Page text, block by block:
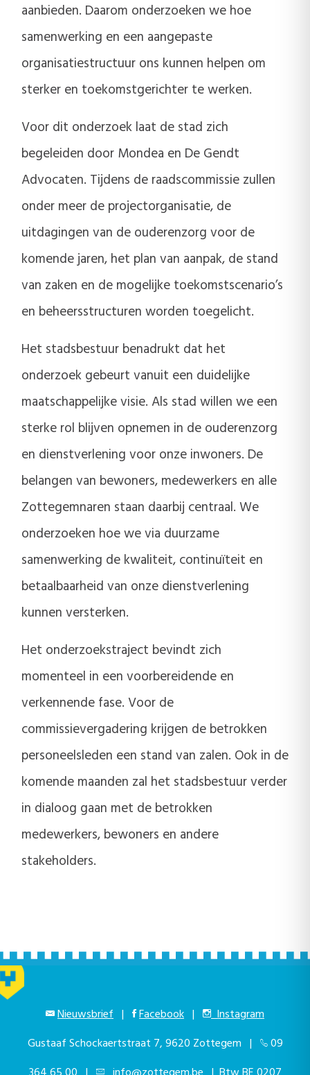
aanbieden. Daarom onderzoeken we hoe
samenwerking en een aangepaste
organisatiestructuur ons kunnen helpen om
sterker en toekomstgerichter te werken.
Voor dit onderzoek laat de stad zich
begeleiden door Mondea en De Gendt
Advocaten. Tijdens de raadscommissie zullen
onder meer de projectorganisatie, de
uitdagingen van de ouderenzorg voor de
komende jaren, het plan van aanpak, de stand
van zaken en de mogelijke toekomstscenario’s
en beheersstructuren worden toegelicht.
Het stadsbestuur benadrukt dat het
onderzoek gebeurt vanuit een duidelijke
maatschappelijke visie. Als stad willen we een
sterke rol blijven opnemen in de ouderenzorg
en dienstverlening voor onze inwoners. De
belangen van bewoners, medewerkers en alle
Zottegemnaren staan daarbij centraal. We
onderzoeken hoe we via duurzame
samenwerking de kwaliteit, continuïteit en
betaalbaarheid van onze dienstverlening
kunnen versterken.
Het onderzoekstraject bevindt zich
momenteel in een voorbereidende en
verkennende fase. Voor de
commissievergadering krijgen de betrokken
personeelsleden een stand van zalen. Ook in de
komende maanden zal het stadsbestuur verder
in dialoog gaan met de betrokken
medewerkers, bewoners en andere
stakeholders.
Nieuwsbrief | Facebook |
Instagram
Gustaaf Schockaertstraat 7, 9620 Zottegem |
09